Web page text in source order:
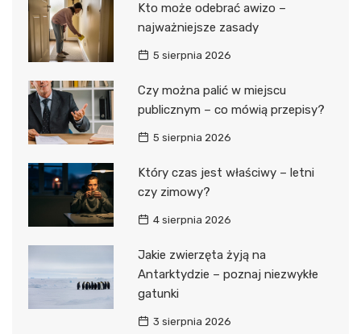
Kto może odebrać awizo –
najważniejsze zasady
5 sierpnia 2026
Czy można palić w miejscu
publicznym – co mówią przepisy?
5 sierpnia 2026
Który czas jest właściwy – letni
czy zimowy?
4 sierpnia 2026
Jakie zwierzęta żyją na
Antarktydzie – poznaj niezwykłe
gatunki
3 sierpnia 2026